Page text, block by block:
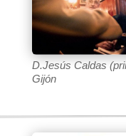
D.Jesús Caldas
Gijón